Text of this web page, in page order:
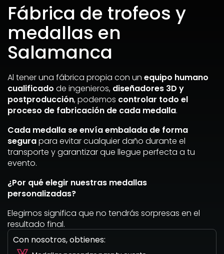
Fábrica de trofeos y
medallas en
Salamanca
Al tener una fábrica propia con un equipo humano
cualificado de ingenieros, diseñadores 3D y
postproducción, podemos controlar todo el
proceso de fabricación de cada medalla.
Cada medalla se envía embalada de forma
segurapara evitar cualquier daño durante el
transporte y garantizar que llegue perfecta a tu
evento.
¿Por qué elegir nuestras medallas
personalizadas?
Elegirnos significa que no tendrás sorpresas en el
resultado final.
Con nosotros, obtienes: